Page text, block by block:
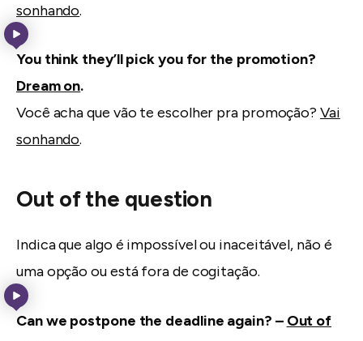
sonhando.
You think they’ll pick you for the promotion?
Dream on.
Você acha que vão te escolher pra promoção?Vai
sonhando.
Out of the question
Indica que algo é impossível ou inaceitável, não é
uma opção ou está fora de cogitação.
Can we postpone the deadline again? – Out of